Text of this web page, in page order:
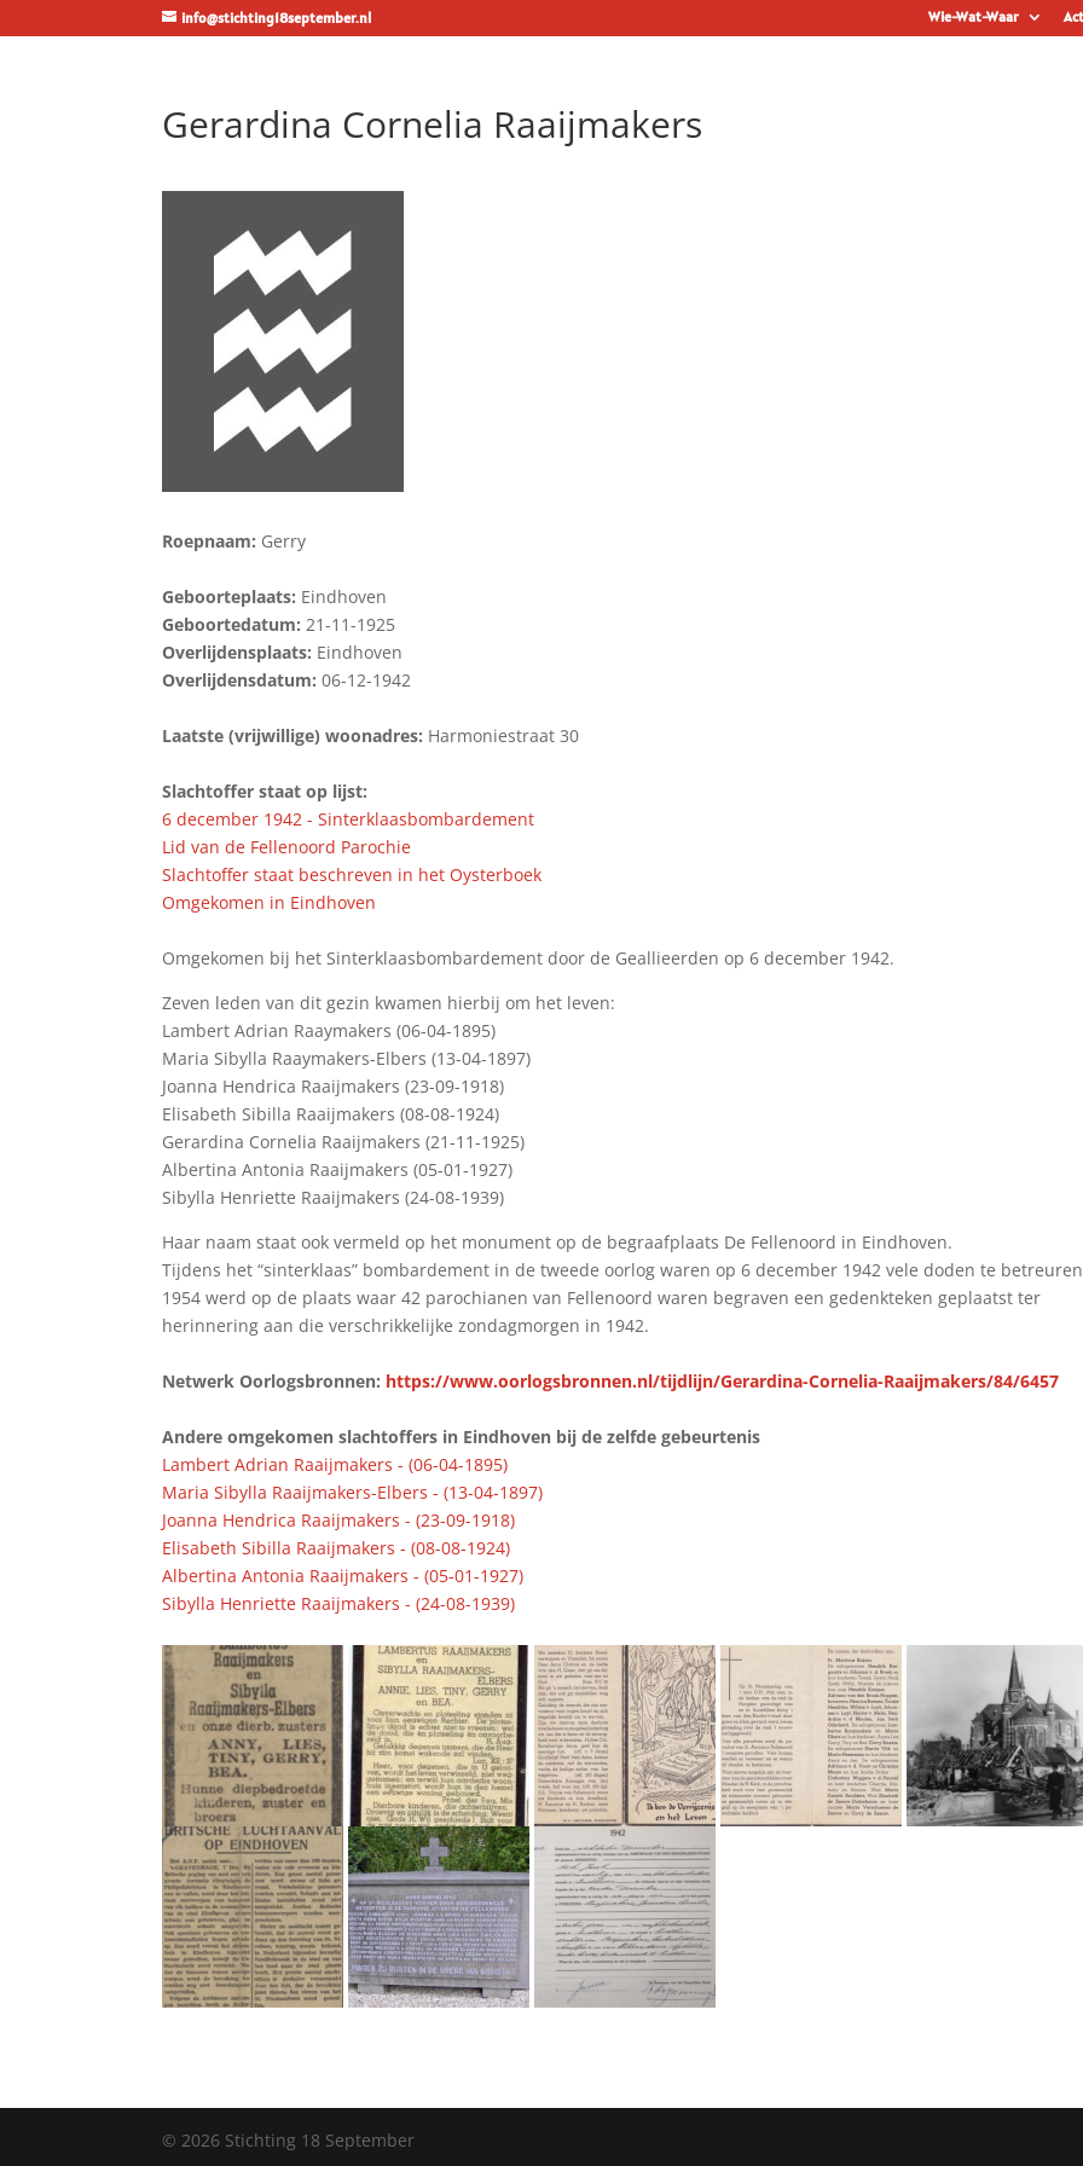
info@stichting18september.nl Wie-Wat-Waar
Gerardina Cornelia Raaijmakers
Roepnaam: Gerry
Geboorteplaats: Eindhoven
Geboortedatum:21-11-1925
Overlijdensplaats: Eindhoven
Overlijdensdatum:06-12-1942
Laatste (vrijwillige) woonadres: Harmoniestraat 30
Slachtoffer staat op lijst:
6 december 1942 - Sinterklaasbombardement
Lid van de Fellenoord Parochie
Slachtoffer staat beschreven in het Oysterboek
Omgekomen in Eindhoven
Omgekomen bij het Sinterklaasbombardement door de Geallieerden op 6 december 1942.
Zeven leden van dit gezin kwamen hierbij om het leven:
Lambert Adrian Raaymakers (06-04-1895)
Maria Sibylla Raaymakers-Elbers (13-04-1897)
Joanna Hendrica Raaijmakers (23-09-1918)
Elisabeth Sibilla Raaijmakers (08-08-1924)
Gerardina Cornelia Raaijmakers (21-11-1925)
Albertina Antonia Raaijmakers (05-01-1927)
Sibylla Henriette Raaijmakers (24-08-1939)
Haar naam staat ook vermeld op het monument op de begraafplaats De Fellenoord in Eindhoven.
Tijdens het “sinterklaas” bombardement in de tweede oorlog waren op 6 december 1942 vele doden te
1954 werd op de plaats waar 42 parochianen van Fellenoord waren begraven een gedenkteken geplaatst ter
herinnering aan die verschrikkelijke zondagmorgen in 1942.
Netwerk Oorlogsbronnen: https://www.oorlogsbronnen.nl/tijdlijn/Gerardina-Cornelia-Raaijmakers/84/6457
Andere omgekomen slachtoffers in Eindhoven bij de zelfde gebeurtenis
Lambert Adrian Raaijmakers - (06-04-1895)
Maria Sibylla Raaijmakers-Elbers - (13-04-1897)
Joanna Hendrica Raaijmakers - (23-09-1918)
Elisabeth Sibilla Raaijmakers - (08-08-1924)
Albertina Antonia Raaijmakers - (05-01-1927)
Sibylla Henriette Raaijmakers - (24-08-1939)
© 2026 Stichting 18 September